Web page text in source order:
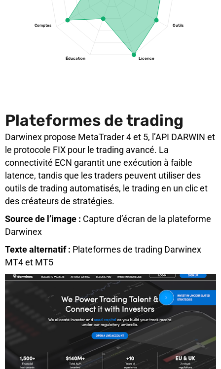
Outils
Licence
Éducation
Comptes
Plateformes de trading
Darwinex propose MetaTrader 4 et 5, l’API DARWIN et
le protocole FIX pour le trading avancé. La
connectivité ECN garantit une exécution à faible
latence, tandis que les traders peuvent utiliser des
outils de trading automatisés, le trading en un clic et
des créateurs de stratégies.
Source de l’image : Capture d’écran de la plateforme
Darwinex
Texte alternatif : Plateformes de trading Darwinex
MT4 et MT5